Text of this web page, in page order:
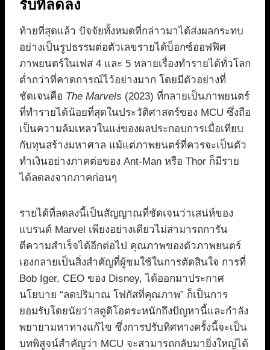
รับที่ลดลง
ท้ายที่สุดแล้ว ปัจจัยทั้งหมดที่กล่าวมาได้ส่งผลกระทบ
อย่างเป็นรูปธรรมต่อตัวเลขรายได้บ็อกซ์ออฟฟิศ
ภาพยนตร์ในเฟส 4 และ 5 หลายเรื่องทำรายได้ทั่วโลก
ต่ำกว่าที่คาดการณ์ไว้อย่างมาก โดยมีตัวอย่างที่
ชัดเจนคือ The Marvels (2023) ที่กลายเป็นภาพยนตร์
ที่ทำรายได้น้อยที่สุดในประวัติศาสตร์ของ MCU ซึ่งถือ
เป็นความล้มเหลวในแง่ของผลประกอบการเมื่อเทียบ
กับทุนสร้างมหาศาล แม้แต่ภาพยนตร์ที่ควรจะเป็นตัว
ทำเงินอย่างภาคต่อของ Ant-Man หรือ Thor ก็มีราย
ได้ลดลงจากภาคก่อนๆ
รายได้ที่ลดลงนี้เป็นสัญญาณที่ชัดเจนว่าเสน่ห์ของ
แบรนด์ Marvel เพียงอย่างเดียวไม่สามารถการัน
ตีความสำเร็จได้อีกต่อไป คุณภาพของตัวภาพยนตร์
เองกลายเป็นสิ่งสำคัญที่ผู้ชมใช้ในการตัดสินใจ การที่
Bob Iger, CEO ของ Disney, ได้ออกมาประกาศ
นโยบาย “ลดปริมาณ โฟกัสที่คุณภาพ” ก็เป็นการ
ยอมรับโดยนัยว่าสตูดิโอตระหนักถึงปัญหานี้และกำลัง
พยายามหาทางแก้ไข ซึ่งการปรับทิศทางครั้งนี้จะเป็น
บทพิสูจน์สำคัญว่า MCU จะสามารถกลับมายิ่งใหญ่ได้